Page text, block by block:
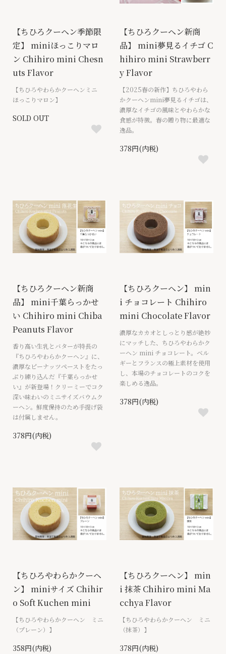
【ちひろクーヘン季節限
定】 miniほっこりマロ
ン Chihiro mini Chesn
uts Flavor
【ちひろやわらかクーヘンミニ
ほっこりマロン】
SOLD OUT
【ちひろクーヘン新商
品】 mini夢見るイチゴ C
hihiro mini Strawberr
y Flavor
【2025春の新作】ちひろやわら
かクーヘンmini夢見るイチゴは、
濃厚なイチゴの風味とやわらかな
食感が特徴。春の贈り物に最適な
逸品。
378円(内税)
【ちひろクーヘン新商
品】 mini千葉らっかせ
い Chihiro mini Chiba
Peanuts Flavor
香り高い生乳とバターが特長の
『ちひろやわらかクーヘン』に、
濃厚なピーナッツペーストをたっ
ぷり練り込んだ『千葉らっかせ
い』が新登場！クリーミーでコク
深い味わいのミニサイズバウムク
ーヘン。鮮度保持のため手提げ袋
は付属しません。
378円(内税)
【ちひろクーヘン】 min
i チョコレート Chihiro
mini Chocolate Flavor
濃厚なカカオとしっとり感が絶妙
にマッチした、ちひろやわらかク
ーヘン mini チョコレート。ベル
ギーとフランスの極上素材を使用
し、本場のチョコレートのコクを
楽しめる逸品。
378円(内税)
【ちひろやわらかクーヘ
ン】 miniサイズ Chihir
o Soft Kuchen mini
【ちひろやわらかクーヘン ミニ
（プレーン）】
358円(内税)
【ちひろクーヘン】 min
i 抹茶 Chihiro mini Ma
cchya Flavor
【ちひろやわらかクーヘン ミニ
（抹茶）】
378円(内税)